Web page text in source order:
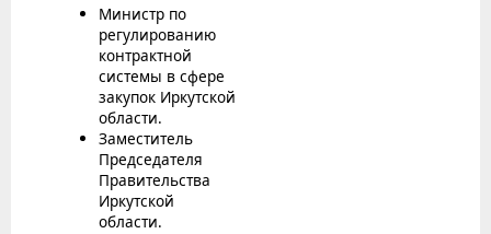
Министр по
регулированию
контрактной
системы в сфере
закупок Иркутской
области.
Заместитель
Председателя
Правительства
Иркутской
области.